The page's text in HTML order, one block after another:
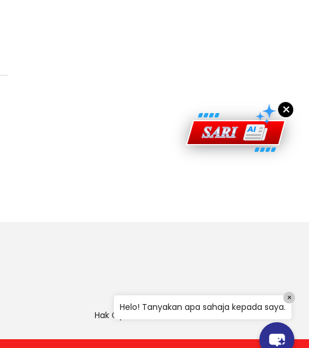
×
Hak Cipta Penafian Polisi Keselamatan
Helo! Tanyakan apa sahaja kepada saya.
×